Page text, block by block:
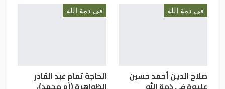
في ذمة الله
صلاح الدين أحمد حسين
في ذمة الله
الحاجة تمام عبد القادر